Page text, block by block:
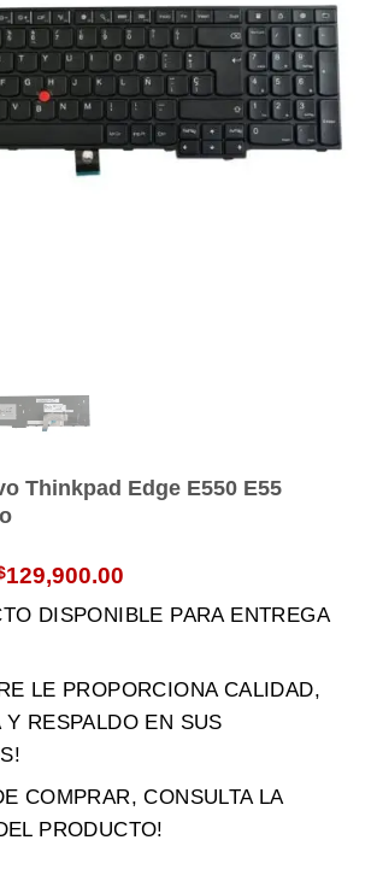
Thinkpad Edge E550 E55
129,900.00El
actual
DISPONIBLE PARA ENTREGA
LE PROPORCIONA CALIDAD,
Y RESPALDO EN SUS
COMPRAR, CONSULTA LA
PRODUCTO!